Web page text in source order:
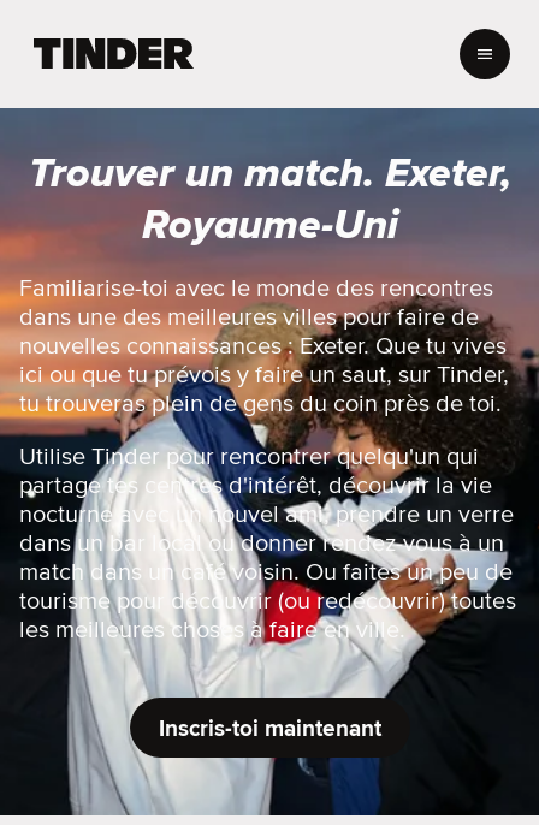
i
T
n
d
e
r
Trouver un match. Exeter,
Royaume-Uni
Familiarise-toi avec le monde des rencontres
dans une des meilleures villes pour faire de
nouvelles connaissances : Exeter. Que tu vives
ici ou que tu prévois y faire un saut, sur Tinder,
tu trouveras plein de gens du coin près de toi.
Utilise Tinder pour rencontrer quelqu'un qui
partage tes centres d'intérêt, découvrir la vie
nocturne avec un nouvel ami, prendre un verre
dans un bar local ou donner rendez-vous à un
match dans un café voisin. Ou faites un peu de
tourisme pour découvrir (ou redécouvrir) toutes
les meilleures choses à faire en ville.
Inscris-toi maintenant